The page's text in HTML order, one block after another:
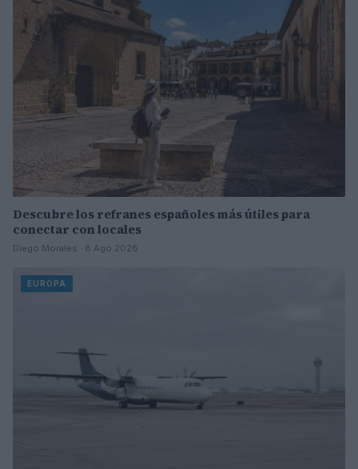
Descubre los refranes españoles más útiles para
conectar con locales
Diego Morales · 8 Ago 2026
EUROPA